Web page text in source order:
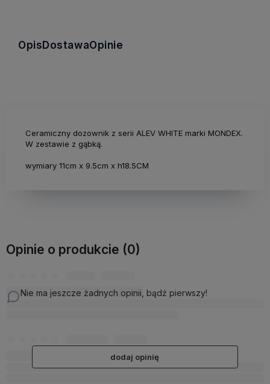
OpisDostawaOpinie
Ceramiczny dozownik z serii ALEV WHITE marki MONDEX.
W zestawie z gąbką.
wymiary 11cm x 9.5cm x h18.5CM
Opinie o produkcie (0)
Nie ma jeszcze żadnych opinii, bądź pierwszy!
dodaj opinię